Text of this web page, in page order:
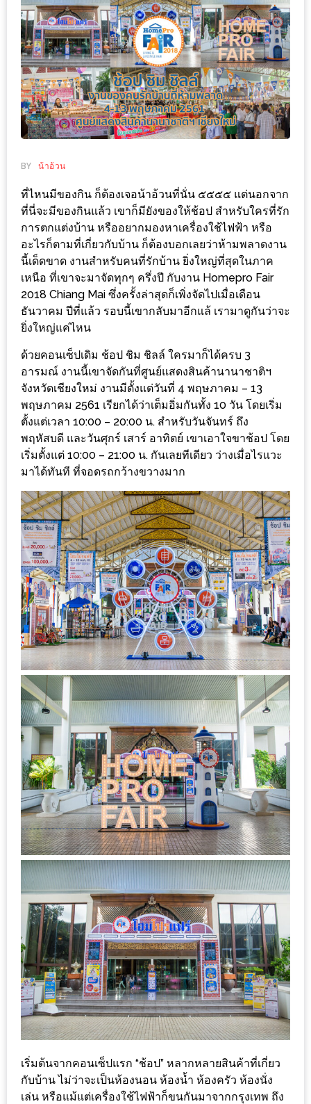
เดียว
ที่
ครบ
ครั้ง
ช้อป
ชิ
ลล์
MARKET
FESTIVAL
10
ร้าน
พ่อ
ค้า
แซ่บ
แม่ค้า
สวย
ร้าน
รวย
เสน่ห์
ของ
เชียงใหม่
ที่
ต้อง
ไป
ลอง
16
ร้าน
อร่อย
ที่
ต้อง
มา
ลอง
ถนน
คน
เดิน
วัน
อาทิตย์
ท่าแพ
เชียงใหม่
CART
CHECKOUT
DRAFT
–
บาร์บีคิว
สาว
เหนือ
กับ
หนุ่ม
บ้านนา
BY น้าอ้วน
ที่ไหนมีของกิน ก็ต้องเจอน้าอ้วนที่นั่น ๕๕๕๕ แต่นอกจาก
ที่นี่จะมีของกินแล้ว เขาก็มียังของให้ช้อป สำหรับใครที่รัก
การตกแต่งบ้าน หรืออยากมองหาเครื่องใช้ไฟฟ้า หรือ
อะไรก็ตามที่เกี่ยวกับบ้าน ก็ต้องบอกเลยว่าห้ามพลาดงาน
นี้เด็ดขาด งานสำหรับคนที่รักบ้าน ยิ่งใหญ่ที่สุดในภาค
เหนือ ที่เขาจะมาจัดทุกๆ ครึ่งปี กับงาน Homepro Fair
2018 Chiang Mai ซึ่งครั้งล่าสุดก็เพิ่งจัดไปเมื่อเดือน
ธันวาคม ปีที่แล้ว รอบนี้เขากลับมาอีกแล้ เรามาดูกันว่าจะ
ยิ่งใหญ่แค่ไหน
ด้วยคอนเซ็ปเดิม ช้อป ชิม ชิลล์ ใครมาก็ได้ครบ 3
อารมณ์ งานนี้เขาจัดกันที่ศูนย์แสดงสินค้านานาชาติฯ
จังหวัดเชียงใหม่ งานมีตั้งแต่วันที่ 4 พฤษภาคม – 13
พฤษภาคม 2561 เรียกได้ว่าเต็มอิ่มกันทั้ง 10 วัน โดยเริ่ม
ตั้งแต่เวลา 10:00 – 20:00 น. สำหรับวันจันทร์ ถึง
พฤหัสบดี และวันศุกร์ เสาร์ อาทิตย์ เขาเอาใจขาช้อป โดย
เริ่มตั้งแต่ 10:00 – 21:00 น. กันเลยทีเดียว ว่างเมื่อไรแวะ
มาได้ทันที ที่จอดรถกว้างขวางมาก
เริ่มต้นจากคอนเซ็ปแรก “ช้อป” หลากหลายสินค้าที่เกี่ยว
กับบ้าน ไม่ว่าจะเป็นห้องนอน ห้องน้ำ ห้องครัว ห้องนั่ง
เล่น หรือแม้แต่เครื่องใช้ไฟฟ้าก็ขนกันมาจากกรุงเทพ ถึง